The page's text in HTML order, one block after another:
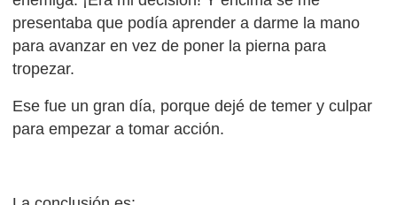
presentaba que podía aprender a darme la mano
para avanzar en vez de poner la pierna para
tropezar.
Ese fue un gran día, porque dejé de temer y culpar
para empezar a tomar acción.